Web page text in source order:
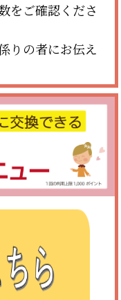
をご確認くださ
りの者にお伝え